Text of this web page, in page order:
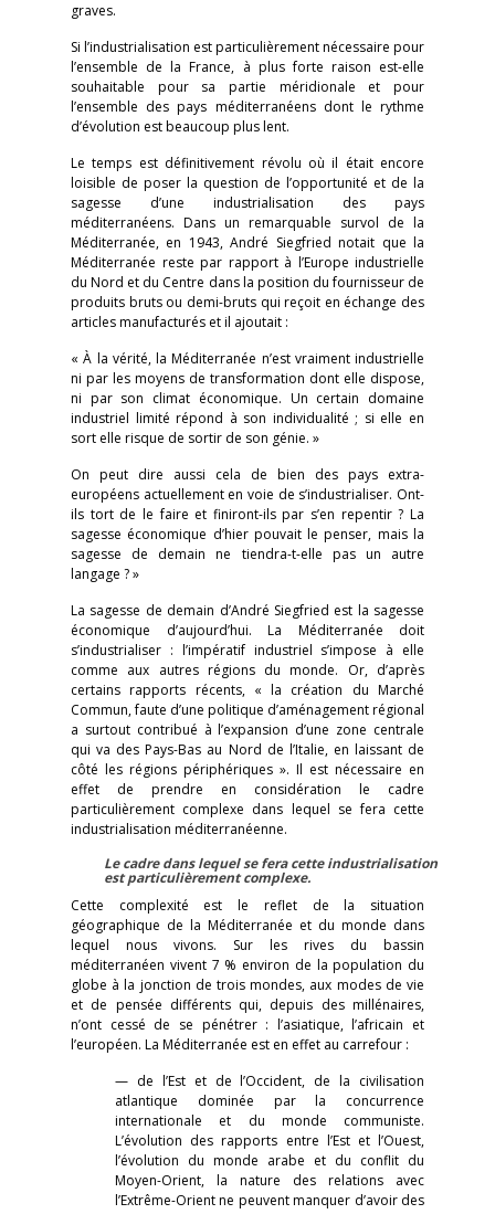
graves.
Si l’industrialisation est particulièrement nécessaire pour
l’ensemble de la France, à plus forte raison est-elle
souhaitable pour sa partie méridionale et pour
l’ensemble des pays méditerranéens dont le rythme
d’évolution est beaucoup plus lent.
Le temps est définitivement révolu où il était encore
loisible de poser la question de l’opportunité et de la
sagesse d’une industrialisation des pays
méditerranéens. Dans un remarquable survol de la
Méditerranée, en 1943, André Siegfried notait que la
Méditerranée reste par rapport à l’Europe industrielle
du Nord et du Centre dans la position du fournisseur de
produits bruts ou demi-bruts qui reçoit en échange des
articles manufacturés et il ajoutait :
« À la vérité, la Méditerranée n’est vraiment industrielle
ni par les moyens de transformation dont elle dispose,
ni par son climat économique. Un certain domaine
industriel limité répond à son individualité ; si elle en
sort elle risque de sortir de son génie. »
On peut dire aussi cela de bien des pays extra-
européens actuellement en voie de s’industrialiser. Ont-
ils tort de le faire et finiront-ils par s’en repentir ? La
sagesse économique d’hier pouvait le penser, mais la
sagesse de demain ne tiendra-t-elle pas un autre
langage ? »
La sagesse de demain d’André Siegfried est la sagesse
économique d’aujourd’hui. La Méditerranée doit
s’industrialiser : l’impératif industriel s’impose à elle
comme aux autres régions du monde. Or, d’après
certains rapports récents, « la création du Marché
Commun, faute d’une politique d’aménagement régional
a surtout contribué à l’expansion d’une zone centrale
qui va des Pays-Bas au Nord de l’Italie, en laissant de
côté les régions périphériques ». Il est nécessaire en
effet de prendre en considération le cadre
particulièrement complexe dans lequel se fera cette
industrialisation méditerranéenne.
Le cadre dans lequel se fera cette industrialisation
est particulièrement complexe.
Cette complexité est le reflet de la situation
géographique de la Méditerranée et du monde dans
lequel nous vivons. Sur les rives du bassin
méditerranéen vivent 7 % environ de la population du
globe à la jonction de trois mondes, aux modes de vie
et de pensée différents qui, depuis des millénaires,
n’ont cessé de se pénétrer : l’asiatique, l’africain et
l’européen. La Méditerranée est en effet au carrefour :
— de l’Est et de l’Occident, de la civilisation
atlantique dominée par la concurrence
internationale et du monde communiste.
L’évolution des rapports entre l’Est et l’Ouest,
l’évolution du monde arabe et du conflit du
Moyen-Orient, la nature des relations avec
l’Extrême-Orient ne peuvent manquer d’avoir des